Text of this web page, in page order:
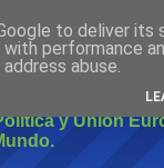
y Unión
to deliver its
with performance
abuse.